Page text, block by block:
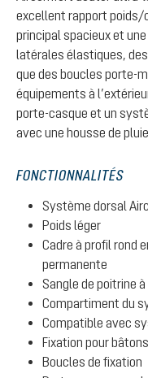
excellent rapport poids/
principal spacieux et
latérales élastiques,
que des boucles porte-
équipements à
porte-casque et un
avec une housse de
FONCTIONNALITÉS
Système dorsal
Poids léger
Cadre à profil rond
permanente
Sangle de poitrine
Compartiment du
Compatible avec
Fixation pour bâtons
Boucles de fixation